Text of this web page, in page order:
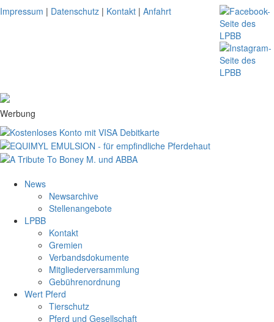
Impressum | Datenschutz | Kontakt | Anfahrt
Werbung
News
Newsarchive
Stellenangebote
LPBB
Kontakt
Gremien
Verbandsdokumente
Mitgliederversammlung
Gebührenordnung
Wert Pferd
Tierschutz
Pferd und Gesellschaft